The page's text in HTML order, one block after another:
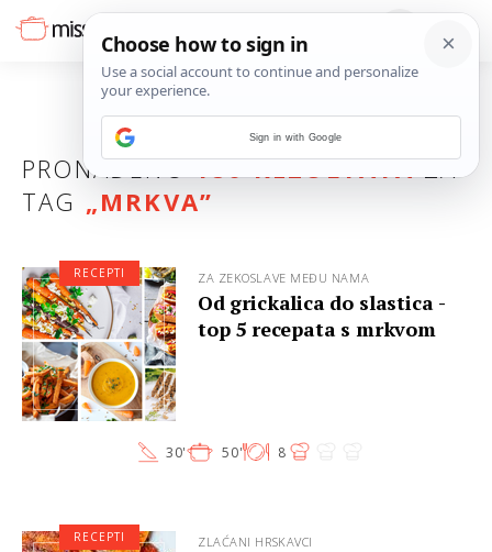
PRONAĐENO180 REZULTATAZA
TAG „MRKVA”
ZA ZEKOSLAVE MEĐU NAMA
Od grickalica do slastica -
top 5 recepata s mrkvom
30' 50' 8
RECEPTI
ZLAĆANI HRSKAVCI
RECEPTI
Sign in with Google